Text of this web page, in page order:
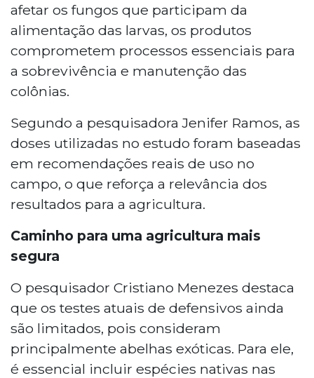
afetar os fungos que participam da
alimentação das larvas, os produtos
comprometem processos essenciais para
a sobrevivência e manutenção das
colônias.
Segundo a pesquisadora Jenifer Ramos, as
doses utilizadas no estudo foram baseadas
em recomendações reais de uso no
campo, o que reforça a relevância dos
resultados para a agricultura.
Caminho para uma agricultura mais
segura
O pesquisador Cristiano Menezes destaca
que os testes atuais de defensivos ainda
são limitados, pois consideram
principalmente abelhas exóticas. Para ele,
é essencial incluir espécies nativas nas